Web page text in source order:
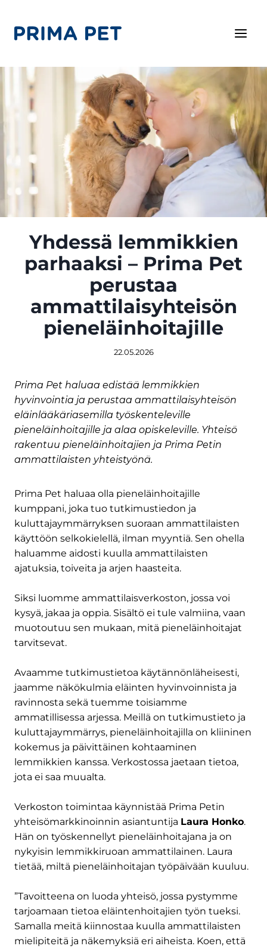
Yhdessä lemmikkien
parhaaksi – Prima Pet
perustaa
ammattilaisyhteisön
pieneläinhoitajille
22.05.2026
Prima Pet haluaa edistää lemmikkien
hyvinvointia ja perustaa ammattilaisyhteisön
eläinlääkäriasemilla työskenteleville
pieneläinhoitajille ja alaa opiskeleville. Yhteisö
rakentuu pieneläinhoitajien ja Prima Petin
ammattilaisten yhteistyönä.
Prima Pet haluaa olla pieneläinhoitajille
kumppani, joka tuo tutkimustiedon ja
kuluttajaymmärryksen suoraan ammattilaisten
käyttöön selkokielellä, ilman myyntiä. Sen ohella
haluamme aidosti kuulla ammattilaisten
ajatuksia, toiveita ja arjen haasteita.
Siksi luomme ammattilaisverkoston, jossa voi
kysyä, jakaa ja oppia. Sisältö ei tule valmiina, vaan
muotoutuu sen mukaan, mitä pieneläinhoitajat
tarvitsevat.
Avaamme tutkimustietoa käytännönläheisesti,
jaamme näkökulmia eläinten hyvinvoinnista ja
ravinnosta sekä tuemme toisiamme
ammatillisessa arjessa. Meillä on tutkimustieto ja
kuluttajaymmärrys, pieneläinhoitajilla on kliininen
kokemus ja päivittäinen kohtaaminen
lemmikkien kanssa. Verkostossa jaetaan tietoa,
jota ei saa muualta.
Verkoston toimintaa käynnistää Prima Petin
yhteisömarkkinoinnin asiantuntija Laura Honko.
Hän on työskennellyt pieneläinhoitajana ja on
nykyisin lemmikkiruoan ammattilainen. Laura
tietää, miltä pieneläinhoitajan työpäivään kuuluu.
”Tavoitteena on luoda yhteisö, jossa pystymme
tarjoamaan tietoa eläintenhoitajien työn tueksi.
Samalla meitä kiinnostaa kuulla ammattilaisten
mielipiteitä ja näkemyksiä eri aiheista. Koen, että